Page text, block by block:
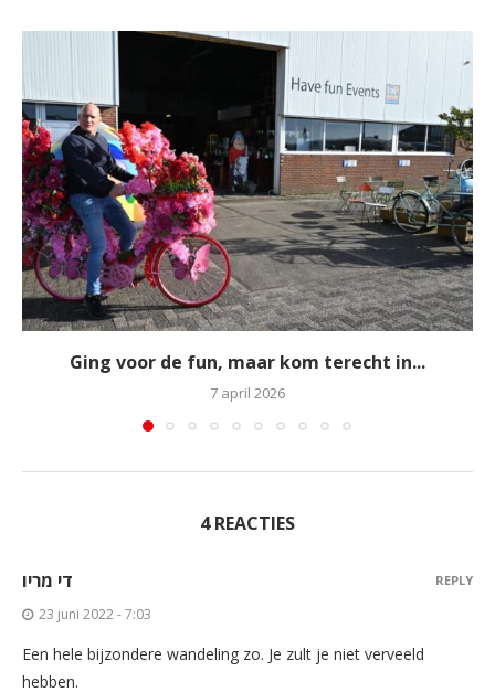
Ging voor de fun, maar kom terecht in...
7 april 2026
4 REACTIES
די מריו
23 juni 2022 - 7:03
Een hele bijzondere wandeling zo. Je zult je niet verveeld
hebben.
REPLY